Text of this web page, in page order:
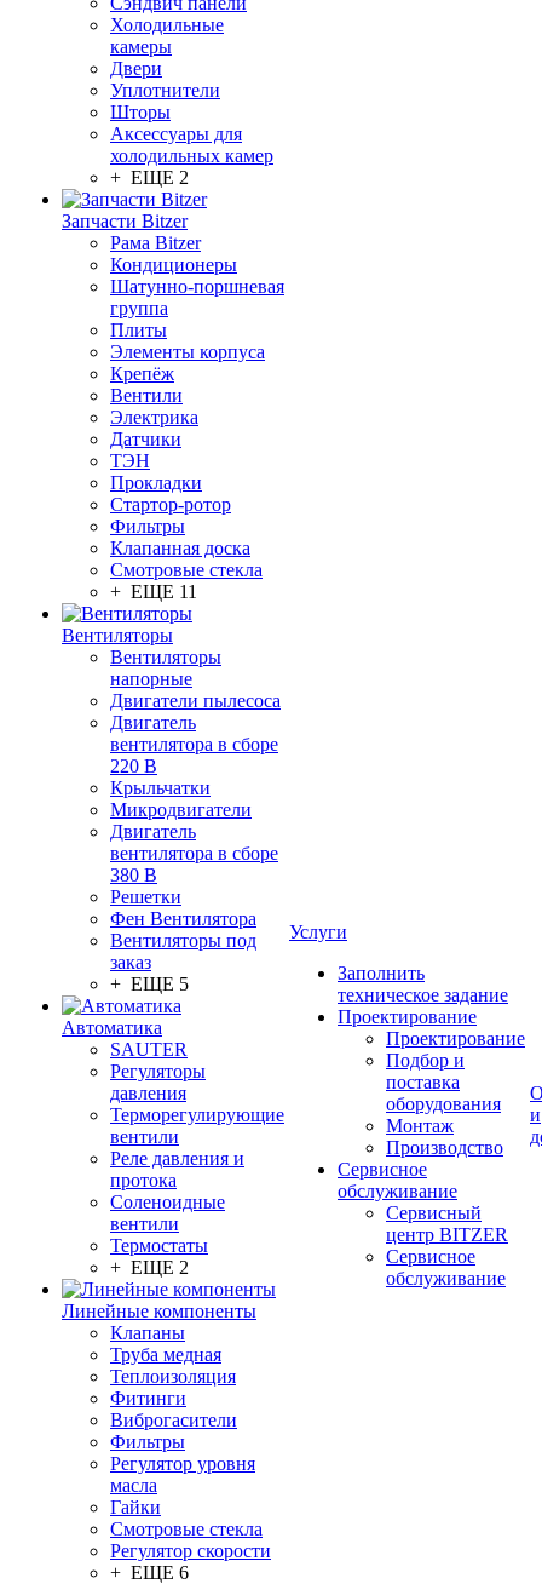
Холодильные
камеры
Двери
Уплотнители
Шторы
Аксессуары для
холодильных камер
+ ЕЩЕ 2
Запчасти Bitzer
Рама Bitzer
Кондиционеры
Шатунно-поршневая
группа
Плиты
Элементы корпуса
Крепёж
Вентили
Электрика
Датчики
ТЭН
Прокладки
Стартор-ротор
Фильтры
Клапанная доска
Смотровые стекла
+ ЕЩЕ 11
Вентиляторы
Вентиляторы
напорные
Двигатели пылесоса
Двигатель
вентилятора в сборе
220 В
Крыльчатки
Микродвигатели
Двигатель
вентилятора в сборе
380 В
Решетки
Фен Вентилятора
Вентиляторы под
заказ
+ ЕЩЕ 5
Автоматика
SAUTER
Регуляторы
давления
Терморегулирующие
вентили
Реле давления и
протока
Соленоидные
вентили
Термостаты
+ ЕЩЕ 2
Линейные компоненты
Клапаны
Труба медная
Теплоизоляция
Фитинги
Виброгасители
Фильтры
Регулятор уровня
масла
Гайки
Смотровые стекла
Регулятор скорости
+ ЕЩЕ 6
Услуги
Заполнить
техническое задание
Проектирование
Проектирование
Подбор и
поставка
оборудования
Монтаж
Производство
Сервисное
обслуживание
Сервисный
центр BITZER
Сервисное
обслуживание
и